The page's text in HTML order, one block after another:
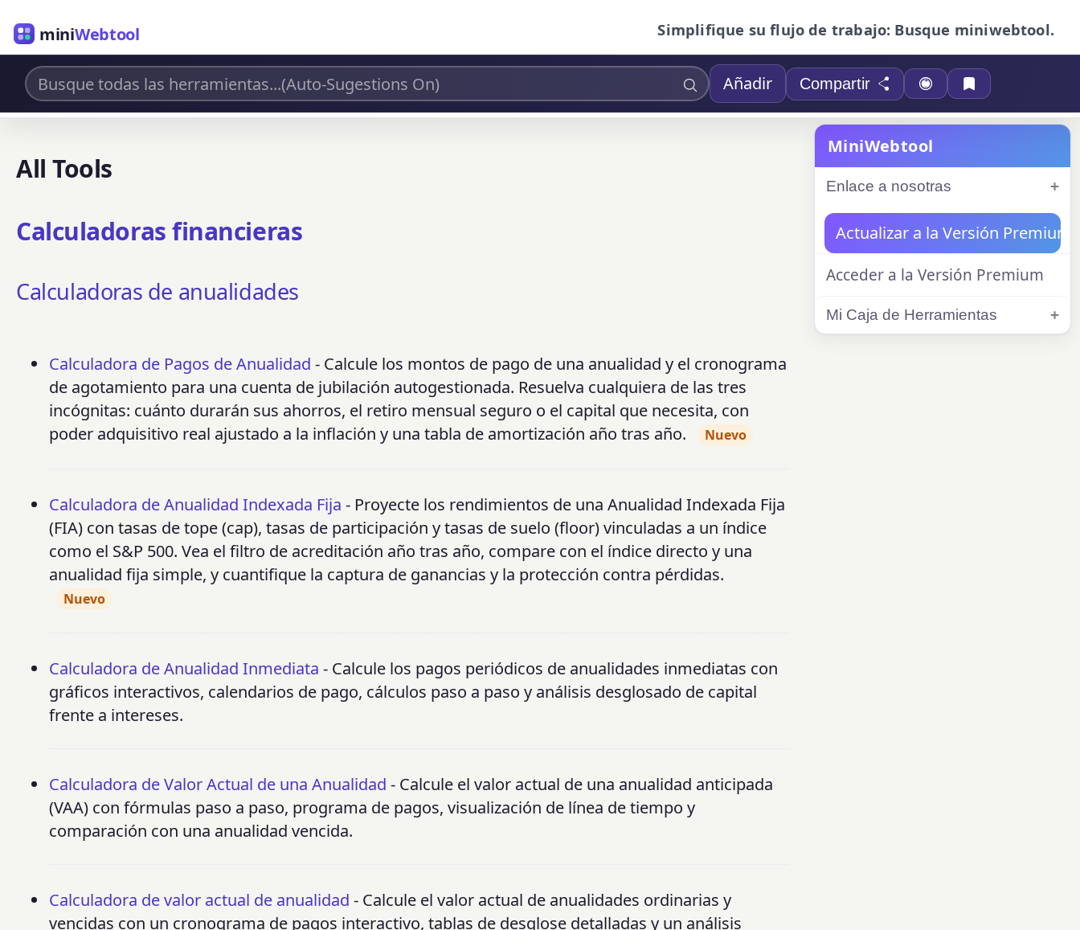
miniWebtool Simplifique su flujo de trabajo: Busque miniwebtool.
Añadir Compartir
All Tools
Calculadoras financieras
Calculadoras de anualidades
Calculadora de Pagos de Anualidad - Calcule los montos de pago de una anualidad y el cronograma
de agotamiento para una cuenta de jubilación autogestionada. Resuelva cualquiera de las tres
incógnitas: cuánto durarán sus ahorros, el retiro mensual seguro o el capital que necesita, con
poder adquisitivo real ajustado a la inflación y una tabla de amortización año tras año.
Nuevo
Calculadora de Anualidad Indexada Fija - Proyecte los rendimientos de una Anualidad Indexada Fija
(FIA) con tasas de tope (cap), tasas de participación y tasas de suelo (floor) vinculadas a un índice
como el S&P 500. Vea el filtro de acreditación año tras año, compare con el índice directo y una
anualidad fija simple, y cuantifique la captura de ganancias y la protección contra pérdidas.
Nuevo
Calculadora de Anualidad Inmediata - Calcule los pagos periódicos de anualidades inmediatas con
gráficos interactivos, calendarios de pago, cálculos paso a paso y análisis desglosado de capital
frente a intereses.
Calculadora de Valor Actual de una Anualidad - Calcule el valor actual de una anualidad anticipada
(VAA) con fórmulas paso a paso, programa de pagos, visualización de línea de tiempo y
comparación con una anualidad vencida.
Calculadora de valor actual de anualidad - Calcule el valor actual de anualidades ordinarias y
vencidas con un cronograma de pagos interactivo, tablas de desglose detalladas y un análisis
MiniWebtool
Enlace a nosotras
Actualizar a la Versión Premium
Acceder a la Versión Premium
Mi Caja de Herramientas